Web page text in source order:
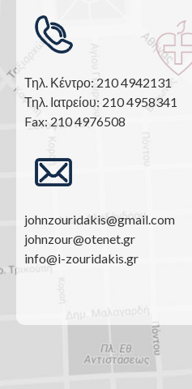
Τηλ. Κέντρο: 210 4942131
Τηλ. Ιατρείου: 210 4958341
Fax: 210 4976508
johnzouridakis@gmail.com
johnzour@otenet.gr
info@i-zouridakis.gr